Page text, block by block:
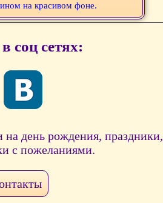
на красивом фоне.
соц сетях:
день рождения, праздники,
с пожеланиями.